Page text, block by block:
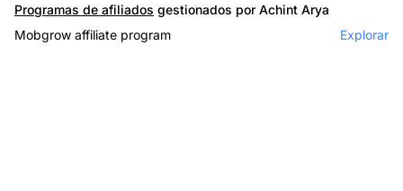
Programas de afiliados gestionados por Achint Arya
Mobgrow affiliate program
Explorar